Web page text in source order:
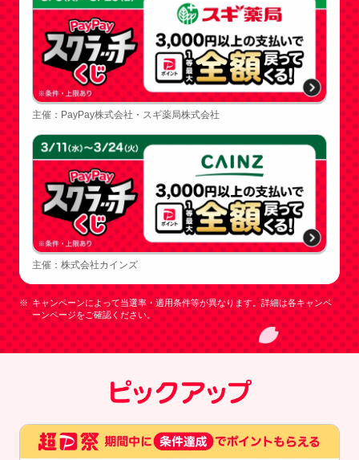
主催：PayPay株式会社・スギ薬局株式会社
主催：株式会社カインズ
キャンペーンによって当選率・適用条件等が異なります。詳細は各キャンペ
ーンページをご確認ください。